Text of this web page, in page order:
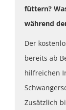
füttern?
während
Der
bereits ab
hilfreichen
Zusätzlich